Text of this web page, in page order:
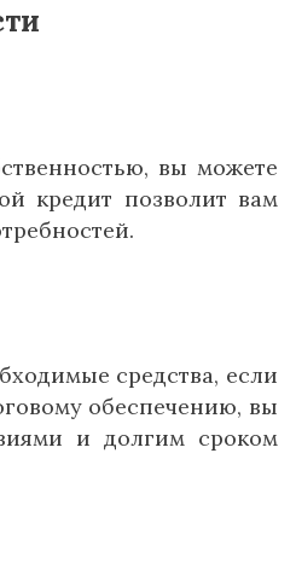
вы можете
кредит позволит вам
средства, если
обеспечению, вы
и долгим сроком